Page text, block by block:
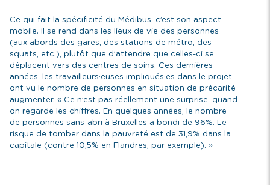
Ce qui fait la spécificité du Médibus, c’est son aspect
mobile. Il se rend dans les lieux de vie des personnes
(aux abords des gares, des stations de métro, des
squats, etc.), plutôt que d’attendre que celles-ci se
déplacent vers des centres de soins. Ces dernières
années, les travailleurs·euses impliqués·es dans le projet
ont vu le nombre de personnes en situation de précarité
augmenter. « Ce n’est pas réellement une surprise, quand
on regarde les chiffres. En quelques années, le nombre
de personnes sans-abri à Bruxelles a bondi de 96%. Le
risque de tomber dans la pauvreté est de 31,9% dans la
capitale (contre 10,5% en Flandres, par exemple). »